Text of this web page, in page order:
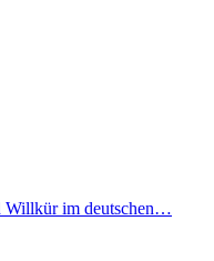
Willkür im deutschen…